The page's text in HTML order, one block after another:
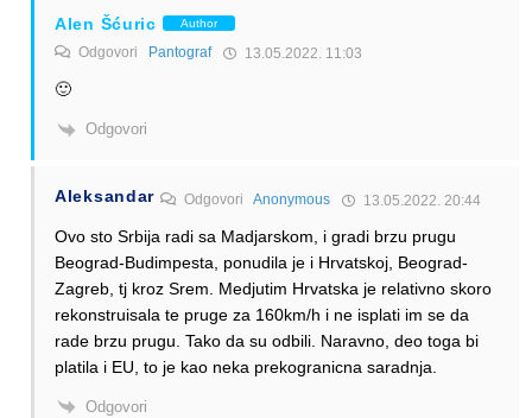
Alen Šćuric Author
Odgovori Pantograf 13.05.2022. 11:03
🙂
Odgovori
Aleksandar Odgovori Anonymous 13.05.2022. 20:44
Ovo sto Srbija radi sa Madjarskom, i gradi brzu prugu
Beograd-Budimpesta, ponudila je i Hrvatskoj, Beograd-
Zagreb, tj kroz Srem. Medjutim Hrvatska je relativno skoro
rekonstruisala te pruge za 160km/h i ne isplati im se da
rade brzu prugu. Tako da su odbili. Naravno, deo toga bi
platila i EU, to je kao neka prekogranicna saradnja.
Odgovori